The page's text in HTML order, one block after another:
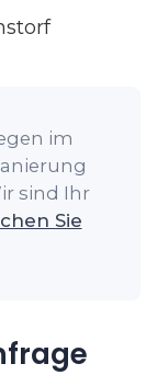
im
sind Ihr
Sie